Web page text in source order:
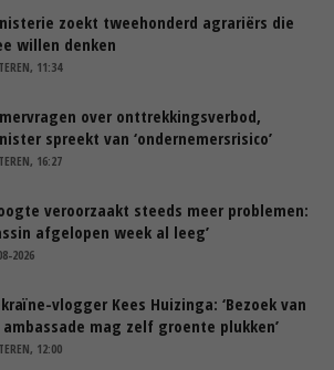
zoekt tweehonderd agrariërs die
willen denken
11:34
over onttrekkingsverbod,
spreekt van ‘ondernemersrisico’
16:27
veroorzaakt steeds meer problemen:
afgelopen week al leeg’
2026
vlogger Kees Huizinga: ‘Bezoek van
ambassade mag zelf groente plukken’
12:00